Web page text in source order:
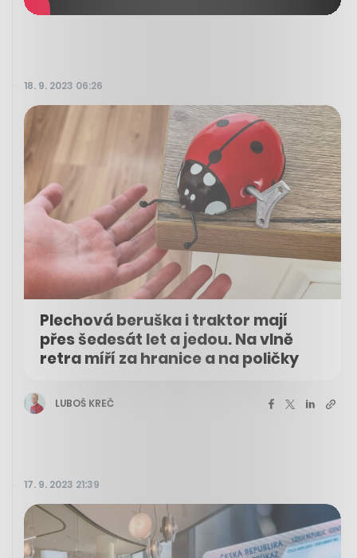
18. 9. 2023 06:26
Plechová beruška i traktor mají
přes šedesát let a jedou. Na vlně
retra míří za hranice a na poličky
LUBOŠ KREČ
17. 9. 2023 21:39